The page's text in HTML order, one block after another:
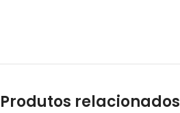
Produtos relacionados